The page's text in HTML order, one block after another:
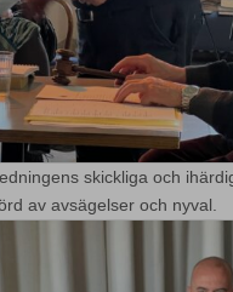
skickliga och
av avsägelser och nyval.